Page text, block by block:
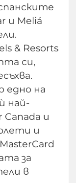
и Meliá
& Resorts
си,
едно на
най-
Canada и
и
за
в